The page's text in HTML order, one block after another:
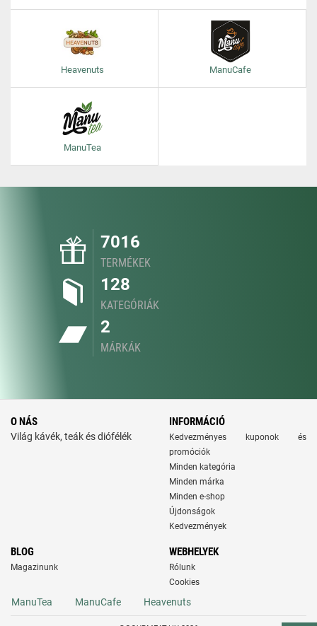
Heavenuts ManuCafe
ManuTea
7016
TERMÉKEK
128
KATEGÓRIÁK
2
MÁRKÁK
O NÁS
Világ kávék, teák és diófélék
INFORMÁCIÓ
Kedvezményes kuponok és
promóciók
Minden kategória
Minden márka
Minden e-shop
Újdonságok
Kedvezmények
BLOG
Magazinunk
WEBHELYEK
Rólunk
Cookies
ManuTea ManuCafe Heavenuts